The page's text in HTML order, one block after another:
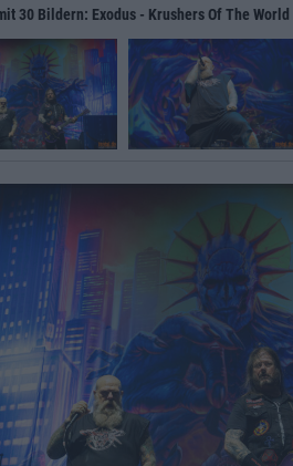
30 Bildern: Exodus - Krushers Of The